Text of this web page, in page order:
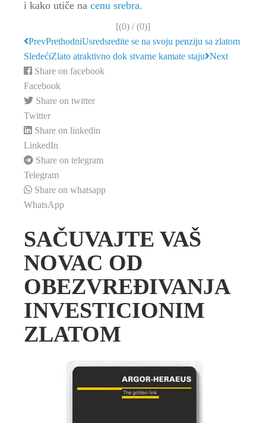
i kako utiče nacenu srebra.
[(0) / (0)]
PrevPrethodniUsredsredite se na svoju penziju sa zlatom
SledećiZlato atraktivno dok stvarne kamate staju Next
Share on facebook
Facebook
Share on twitter
Twitter
Share on linkedin
LinkedIn
Share on telegram
Telegram
Share on whatsapp
WhatsApp
SAČUVAJTE VAŠ
NOVAC OD
OBEZVREĐIVANJA
INVESTICIONIM
ZLATOM